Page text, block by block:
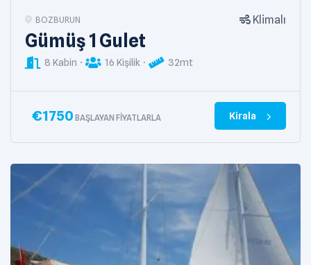
BOZBURUN Klimalı
Gümüş 1 Gulet
8 Kabin 16 Kişilik 32mt
€1750 BAŞLAYAN FIYATLARLA Kirala